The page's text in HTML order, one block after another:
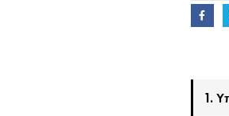
1.